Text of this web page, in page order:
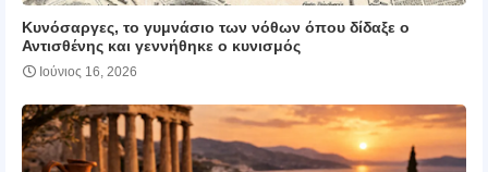
Κυνόσαργες, το γυμνάσιο των νόθων όπου δίδαξε ο
Αντισθένης και γεννήθηκε ο κυνισμός
Ιούνιος 16, 2026